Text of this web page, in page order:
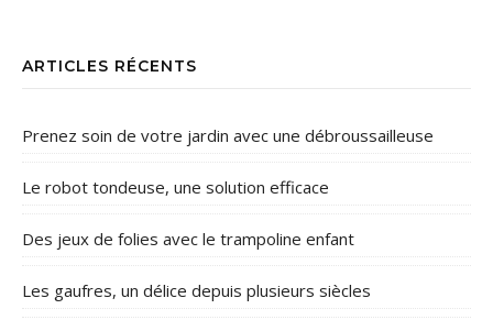
ARTICLES RÉCENTS
Prenez soin de votre jardin avec une débroussailleuse
Le robot tondeuse, une solution efficace
Des jeux de folies avec le trampoline enfant
Les gaufres, un délice depuis plusieurs siècles